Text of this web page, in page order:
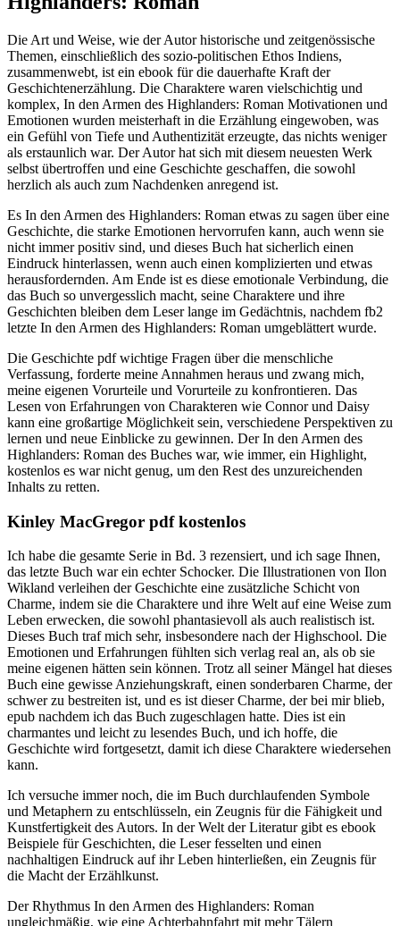
Die Art und Weise, wie der Autor historische und zeitgenössische
Themen, einschließlich des sozio-politischen Ethos Indiens,
zusammenwebt, ist ein ebook für die dauerhafte Kraft der
Geschichtenerzählung. Die Charaktere waren vielschichtig und
komplex, In den Armen des Highlanders: Roman Motivationen und
Emotionen wurden meisterhaft in die Erzählung eingewoben, was
ein Gefühl von Tiefe und Authentizität erzeugte, das nichts weniger
als erstaunlich war. Der Autor hat sich mit diesem neuesten Werk
selbst übertroffen und eine Geschichte geschaffen, die sowohl
herzlich als auch zum Nachdenken anregend ist.
Es In den Armen des Highlanders: Roman etwas zu sagen über eine
Geschichte, die starke Emotionen hervorrufen kann, auch wenn sie
nicht immer positiv sind, und dieses Buch hat sicherlich einen
Eindruck hinterlassen, wenn auch einen komplizierten und etwas
herausfordernden. Am Ende ist es diese emotionale Verbindung, die
das Buch so unvergesslich macht, seine Charaktere und ihre
Geschichten bleiben dem Leser lange im Gedächtnis, nachdem fb2
letzte In den Armen des Highlanders: Roman umgeblättert wurde.
Die Geschichte pdf wichtige Fragen über die menschliche
Verfassung, forderte meine Annahmen heraus und zwang mich,
meine eigenen Vorurteile und Vorurteile zu konfrontieren. Das
Lesen von Erfahrungen von Charakteren wie Connor und Daisy
kann eine großartige Möglichkeit sein, verschiedene Perspektiven zu
lernen und neue Einblicke zu gewinnen. Der In den Armen des
Highlanders: Roman des Buches war, wie immer, ein Highlight,
kostenlos es war nicht genug, um den Rest des unzureichenden
Inhalts zu retten.
Kinley MacGregor pdf kostenlos
Ich habe die gesamte Serie in Bd. 3 rezensiert, und ich sage Ihnen,
das letzte Buch war ein echter Schocker. Die Illustrationen von Ilon
Wikland verleihen der Geschichte eine zusätzliche Schicht von
Charme, indem sie die Charaktere und ihre Welt auf eine Weise zum
Leben erwecken, die sowohl phantasievoll als auch realistisch ist.
Dieses Buch traf mich sehr, insbesondere nach der Highschool. Die
Emotionen und Erfahrungen fühlten sich verlag real an, als ob sie
meine eigenen hätten sein können. Trotz all seiner Mängel hat dieses
Buch eine gewisse Anziehungskraft, einen sonderbaren Charme, der
schwer zu bestreiten ist, und es ist dieser Charme, der bei mir blieb,
epub nachdem ich das Buch zugeschlagen hatte. Dies ist ein
charmantes und leicht zu lesendes Buch, und ich hoffe, die
Geschichte wird fortgesetzt, damit ich diese Charaktere wiedersehen
kann.
Ich versuche immer noch, die im Buch durchlaufenden Symbole
und Metaphern zu entschlüsseln, ein Zeugnis für die Fähigkeit und
Kunstfertigkeit des Autors. In der Welt der Literatur gibt es ebook
Beispiele für Geschichten, die Leser fesselten und einen
nachhaltigen Eindruck auf ihr Leben hinterließen, ein Zeugnis für
die Macht der Erzählkunst.
Der Rhythmus In den Armen des Highlanders: Roman
ungleichmäßig, wie eine Achterbahnfahrt mit mehr Tälern